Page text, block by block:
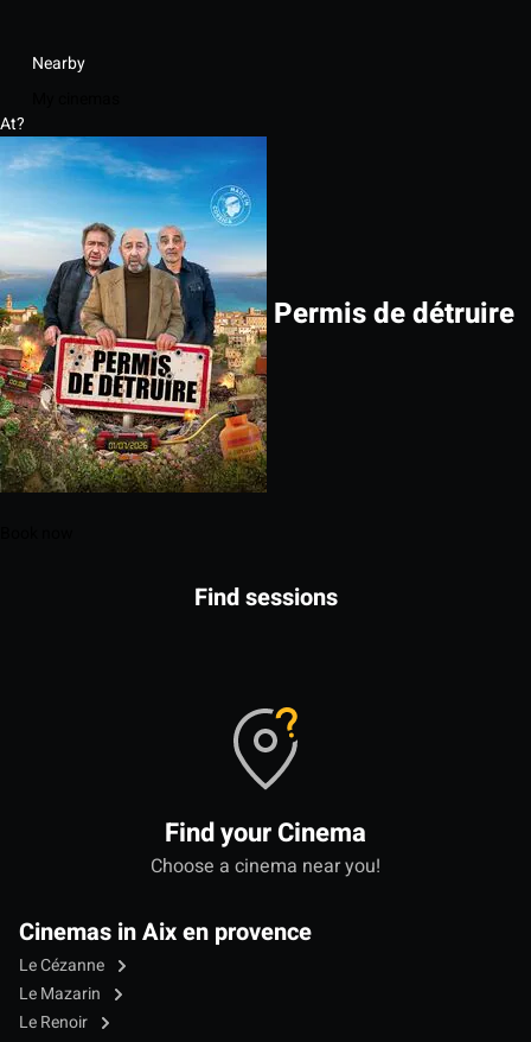
Nearby
At?
Permis de détruire
Find sessions
Find your Cinema
Choose a cinema near you!
Cinemas in Aix en provence
Le Cézanne
Le Mazarin
Le Renoir